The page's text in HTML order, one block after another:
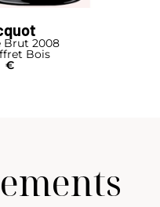
Brut 2008
Bois
€